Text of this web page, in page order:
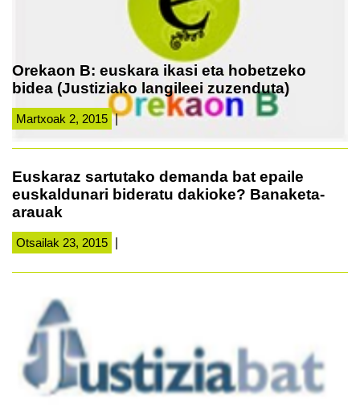
Orekaon B: euskara ikasi eta hobetzeko
bidea (Justiziako langileei zuzenduta)
Martxoak 2, 2015 |
Euskaraz sartutako demanda bat epaile
euskaldunari bideratu dakioke? Banaketa-
arauak
Otsailak 23, 2015